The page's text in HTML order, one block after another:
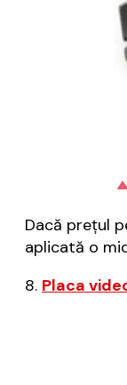
Dacă prețul
aplicată o
8. Placa